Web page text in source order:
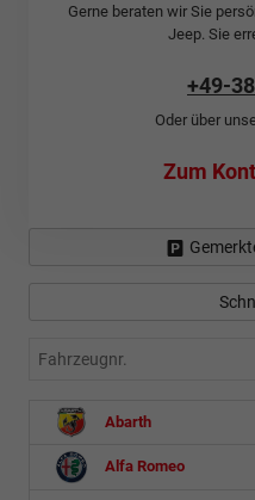
Gerne beraten wir Sie
Jeep. Sie
+49-
Oder über
Zum
Fahrzeugnr.
Abarth
Alfa Romeo